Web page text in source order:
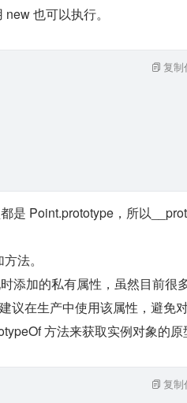
也可以执行。
复制
是 Point.prototype，所以
法。
添加的私有属性，虽然目前很
议在生产中使用该属性，避免
方法来获取实例对象的原
复制